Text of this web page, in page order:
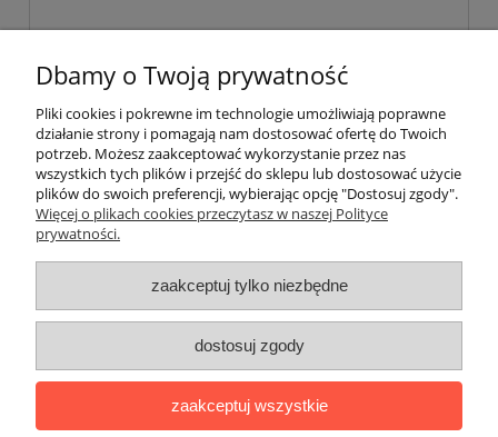
Pomoc
Moje konto
Płatności i dostawa
Informacje
O nas
Dbamy o Twoją prywatność
Pliki cookies i pokrewne im technologie umożliwiają poprawne
działanie strony i pomagają nam dostosować ofertę do Twoich
potrzeb. Możesz zaakceptować wykorzystanie przez nas
wszystkich tych plików i przejść do sklepu lub dostosować użycie
plików do swoich preferencji, wybierając opcję "Dostosuj zgody".
Więcej o plikach cookies przeczytasz w naszej Polityce
prywatności.
zaakceptuj tylko niezbędne
dostosuj zgody
zaakceptuj wszystkie